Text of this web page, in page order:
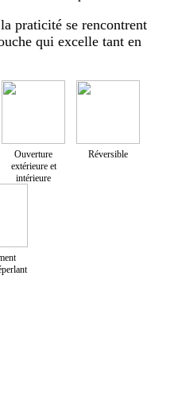
praticité se rencontrent
qui excelle tant en
Ouverture
extérieure et
intérieure
Réversible